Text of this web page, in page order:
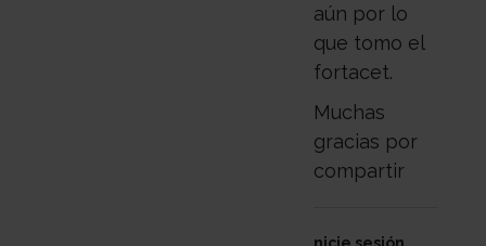
aún por lo
que tomo el
fortacet.
Muchas
gracias por
compartir